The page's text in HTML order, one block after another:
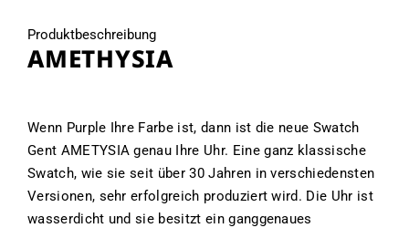
Produktbeschreibung
AMETHYSIA
Wenn Purple Ihre Farbe ist, dann ist die neue Swatch
Gent AMETYSIA genau Ihre Uhr. Eine ganz klassische
Swatch, wie sie seit über 30 Jahren in verschiedensten
Versionen, sehr erfolgreich produziert wird. Die Uhr ist
wasserdicht und sie besitzt ein ganggenaues